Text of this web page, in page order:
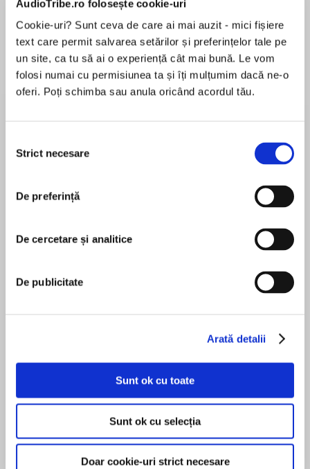
AudioTribe.ro folosește cookie-uri
Cookie-uri? Sunt ceva de care ai mai auzit - mici fișiere
text care permit salvarea setărilor și preferințelor tale pe
un site, ca tu să ai o experiență cât mai bună. Le vom
folosi numai cu permisiunea ta și îți mulțumim dacă ne-o
oferi. Poți schimba sau anula oricând acordul tău.
consimțământului
Strict necesare
De preferință
De cercetare și analitice
De publicitate
Arată detalii
Sunt ok cu toate
Sunt ok cu selecția
Doar cookie-uri strict necesare
Desprecarte
Born into a world with only seven days to live,
Sim faces the same choice everyone does: how
Other Worlds, edited by Jon Scieszka.
pentru această carte
Ray Bradbury (22 August 1920 – 5 June 2012)
Tales when he was twenty years old. Among his
many famous works are 'Fahrenheit 451,' 'The
Illustrated Man,' and 'The Martian Chronicles.'
MAI MULT
Paul Boehmer